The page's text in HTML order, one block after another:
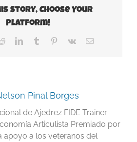
Story, Choose Your
Platform!
RedditLinkedInTumblr Pinterest
Vk
Correo
Pinal Borges
de Ajedrez FIDE Trainer
Articulista Premiado por
apoyo a los veteranos del